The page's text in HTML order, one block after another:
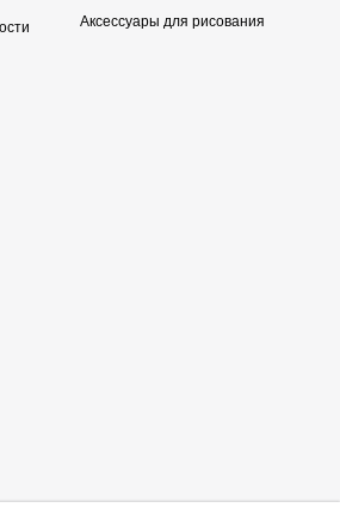
Аксессуары для рисования